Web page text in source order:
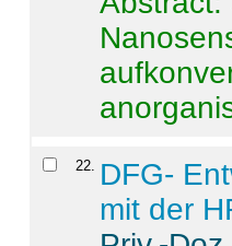
22
DFG-
mit der